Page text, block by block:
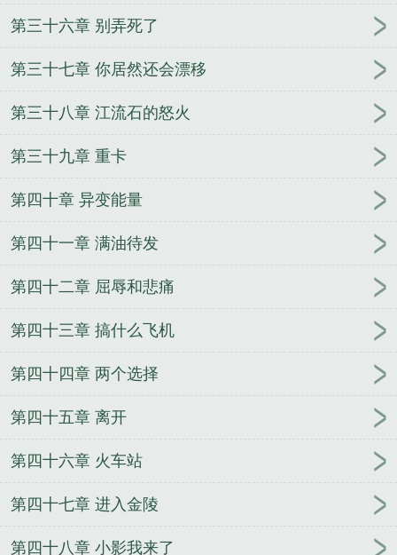
第三十六章 别弄死了
第三十七章 你居然还会漂移
第三十八章 江流石的怒火
第三十九章 重卡
第四十章 异变能量
第四十一章 满油待发
第四十二章 屈辱和悲痛
第四十三章 搞什么飞机
第四十四章 两个选择
第四十五章 离开
第四十六章 火车站
第四十七章 进入金陵
第四十八章 小影我来了